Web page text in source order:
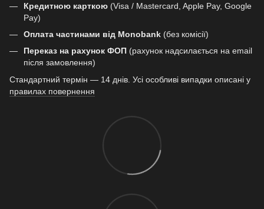
Кредитною карткою (Visa / Mastercard, Apple Pay, Google
Pay)
Оплата частинами від Monobank (без комісії)
Переказ на рахунок ФОП (рахунок надсилається на email
після замовлення)
Стандартний термін — 14 днів. Усі особливі випадки описані у
правилах повернення